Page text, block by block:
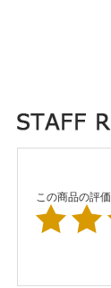
この商品の評価